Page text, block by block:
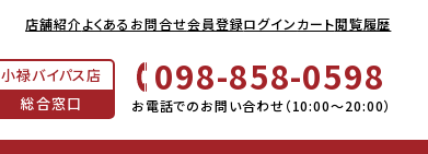
店舗紹介よくあるお問合せ会員登録ログインカート閲覧履歴
小禄バイパス店
総合窓口
098-858-0598
お電話でのお問い合わせ（10:00～20:00）